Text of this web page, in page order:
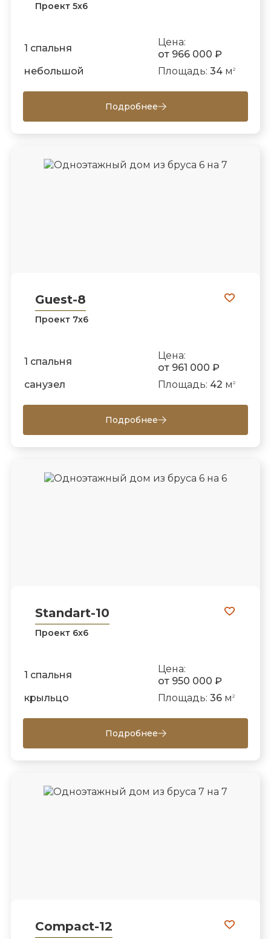
Проект 5х6
1 спальня
Цена:
от 966 000 ₽
небольшой
Площадь: 34м 2
Подробнее
Guest-8
Проект 7х6
1 спальня
Цена:
от 961 000 ₽
санузел
Площадь: 42 м 2
Подробнее
Standart-10
Проект 6х6
1 спальня
Цена:
от 950 000 ₽
крыльцо
Площадь: 36м 2
Подробнее
Compact-12